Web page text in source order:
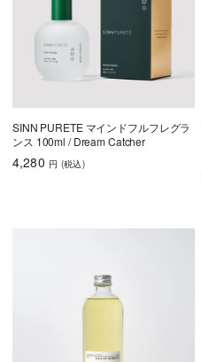
SINN PURETE マインドフルフレグラ
ンス 100ml / Dream Catcher
4,280 円 (税込)